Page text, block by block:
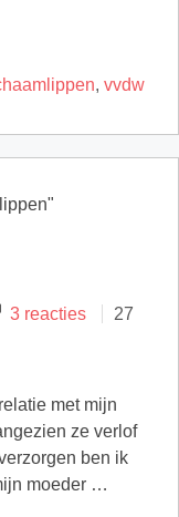
, vvdw
3 reacties
27
met mijn
ze verlof
ben ik
moeder …